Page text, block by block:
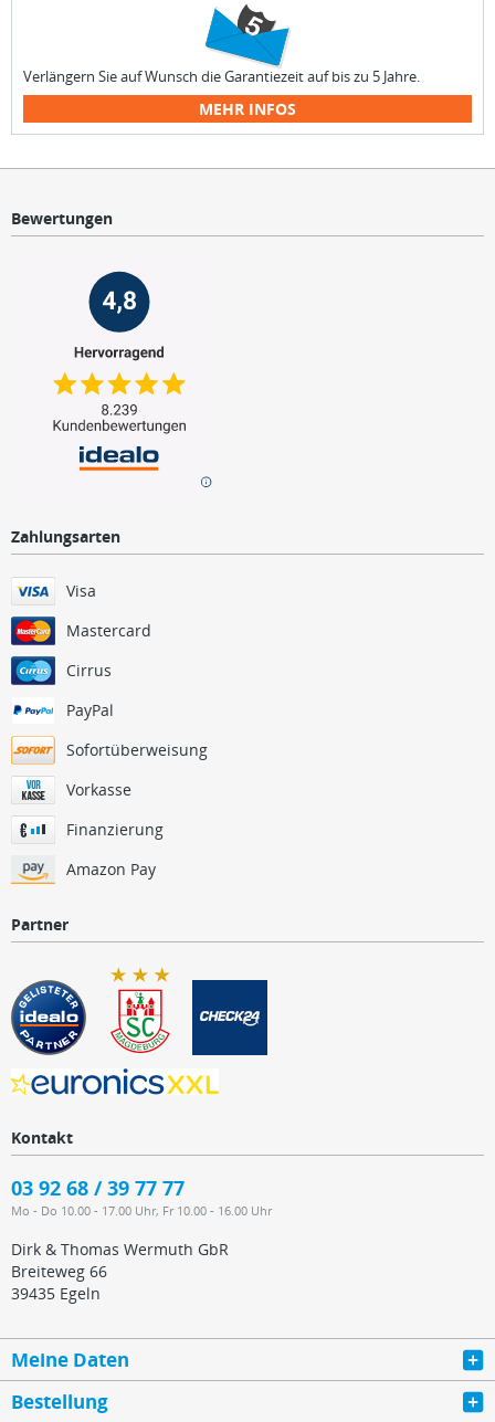
Verlängern Sie auf Wunsch die Garantiezeit auf bis zu 5 Jahre.
MEHR INFOS
Bewertungen
Zahlungsarten
Visa
Mastercard
Cirrus
PayPal
Sofortüberweisung
Vorkasse
Finanzierung
Amazon Pay
Partner
Kontakt
03 92 68 / 39 77 77
Mo - Do 10.00 - 17.00 Uhr, Fr 10.00 - 16.00 Uhr
Dirk & Thomas Wermuth GbR
Breiteweg 66
39435 Egeln
Meine Daten
Bestellung